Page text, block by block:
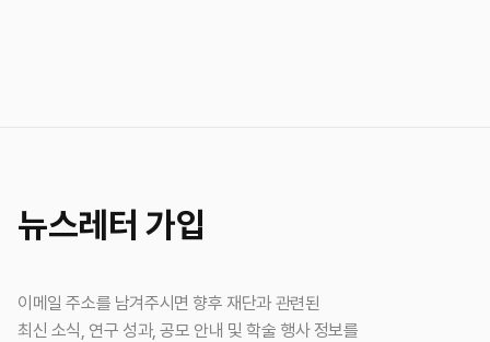
뉴스레터 가입
이메일 주소를 남겨주시면 향후 재단과 관련된
최신 소식, 연구 성과, 공모 안내 및 학술 행사 정보를